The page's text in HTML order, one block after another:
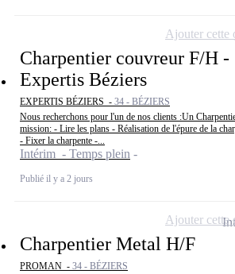
Charpentier couvreur F/H -
Expertis Béziers
EXPERTIS BÉZIERS - 34 - BÉZIERS
Nous recherchons pour l'un de nos clients :Un
mission: - Lire les plans - Réalisation de l'épure de la
- Fixer la charpente -...
Intérim - Temps plein
Publié il y a 2 jours
Ajouter cette
Charpentier Metal H/F
PROMAN - 34 - BÉZIERS
Ajouter cette